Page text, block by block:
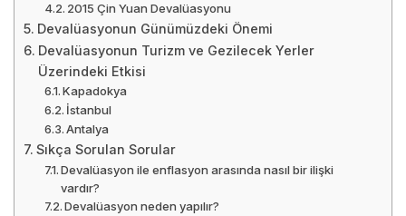
2015 Çin Yuan Devalüasyonu
Devalüasyonun Günümüzdeki Önemi
Devalüasyonun Turizm ve Gezilecek Yerler
Üzerindeki Etkisi
Kapadokya
İstanbul
Antalya
Sıkça Sorulan Sorular
Devalüasyon ile enflasyon arasında nasıl bir ilişki
vardır?
Devalüasyon neden yapılır?